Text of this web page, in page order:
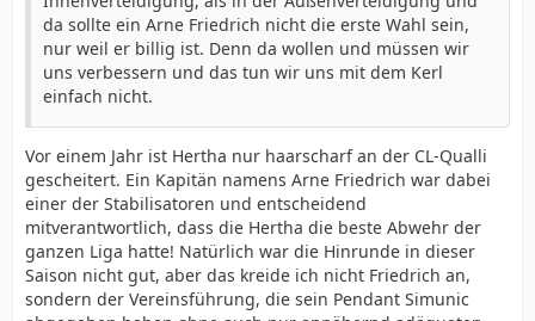
da sollte ein Arne Friedrich nicht die erste Wahl sein,
nur weil er billig ist. Denn da wollen und müssen wir
uns verbessern und das tun wir uns mit dem Kerl
einfach nicht.
Vor einem Jahr ist Hertha nur haarscharf an der CL-Qualli
gescheitert. Ein Kapitän namens Arne Friedrich war dabei
einer der Stabilisatoren und entscheidend
mitverantwortlich, dass die Hertha die beste Abwehr der
ganzen Liga hatte! Natürlich war die Hinrunde in dieser
Saison nicht gut, aber das kreide ich nicht Friedrich an,
sondern der Vereinsführung, die sein Pendant Simunic